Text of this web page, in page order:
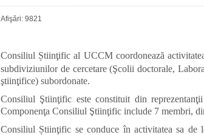
Afişări: 9821
Consiliul Știinţific al UCCM coordonează
subdiviziunilor de cercetare (Şcolii doctorale,
ştiinţifice) subordonate.
Consiliul Ştiinţific este constituit din
Componenţa Consiliul Ştiinţific include 7 membri,
Consiliul Știinţific se conduce în activitatea sa de